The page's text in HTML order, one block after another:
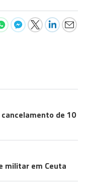
de 10
militar em Ceuta